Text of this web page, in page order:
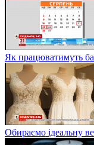
Як працюватимуть
Обираємо ідеальну